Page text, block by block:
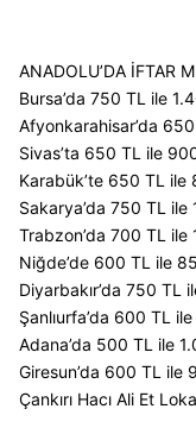
ANADOLU’DA İFTAR
Bursa’da 750 TL ile
Afyonkarahisar’da
Sivas’ta 650 TL ile
Karabük’te 650 TL ile
Sakarya’da 750 TL ile
Trabzon’da 700 TL ile
Niğde’de 600 TL ile
Diyarbakır’da 750 TL
Şanlıurfa’da 600 TL
Adana’da 500 TL ile
Giresun’da 600 TL ile
Çankırı Hacı Ali Et